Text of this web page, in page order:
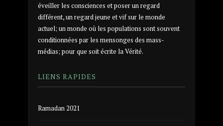
éveiller les consciences et poser un regard
différent, un regard jeune et vif sur le monde
actuel; un monde où les populations sont souvent
conditionnées par les mensonges des mass-
médias; pour que soit écrite la Vérité.
LIENS RAPIDES
Ramadan 2021